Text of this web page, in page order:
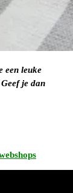
een leuke
je dan